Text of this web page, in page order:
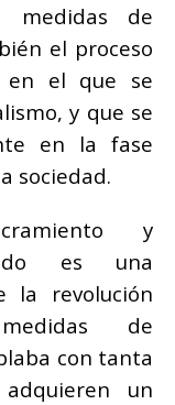
medidas de
el proceso
en el que se
y que se
en la fase
sociedad.
y
es una
la revolución
de
con tanta
un